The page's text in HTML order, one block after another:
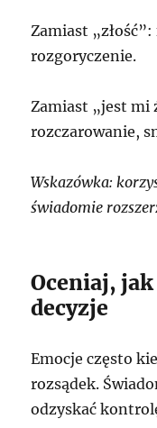
Zamiast
rozgoryczenie.
Zamiast „jest mi
rozczarowanie,
Wskazówka:
świadomie
Oceniaj,
decyzje
Emocje często
rozsądek.
odzyskać